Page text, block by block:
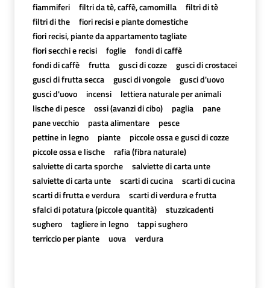
fiammiferi
filtri da tè, caffè, camomilla
filtri di tè
filtri di the
fiori recisi e piante domestiche
fiori recisi, piante da appartamento tagliate
fiori secchi e recisi
foglie
fondi di caffè
fondi di caffè
frutta gusci di cozze
gusci di crostacei
gusci di frutta secca
gusci di vongole
gusci d'uovo
gusci d'uovo
incensi
lettiera naturale per animali
lische di pesce
ossi (avanzi di cibo) paglia
pane
pane vecchio
pasta alimentare
pesce
pettine in legno
piante
piccole ossa e gusci di cozze
piccole ossa e lische
rafia (fibra naturale)
salviette di carta sporche
salviette di carta unte
salviette di carta unte
scarti di cucina
scarti di cucina
scarti di frutta e verdura
scarti di verdura e frutta
sfalci di potatura (piccole quantità)
stuzzicadenti
sughero
tagliere in legno
tappi sughero
terriccio per piante
uova verdura